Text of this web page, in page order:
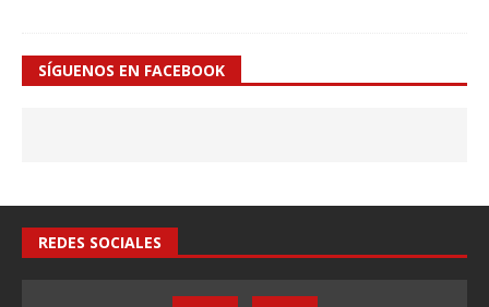
SÍGUENOS EN FACEBOOK
REDES SOCIALES